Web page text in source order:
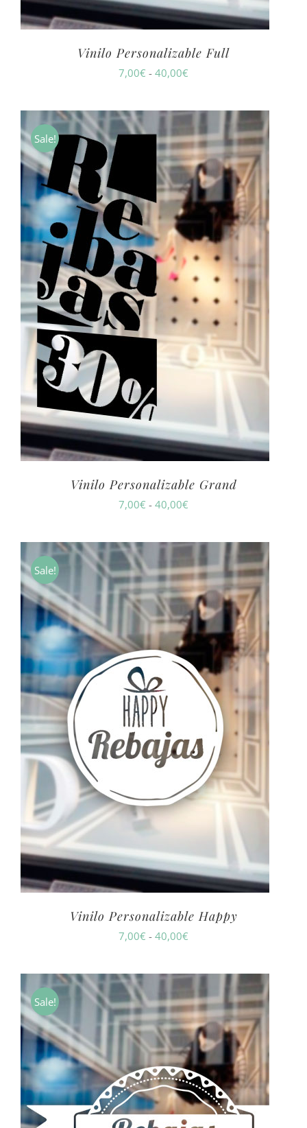
LA
PÁGINA
DE
Vinilo Personalizable Full
7,00€ - 40,00€
precios:
desde
7,00€
hasta
40,00€
Sale!
PRODUCTO
VARIANTES.
PUEDEN
ELEGIR
EN
LA
PÁGINA
DE
PRODUCTO
Vinilo Personalizable Grand
7,00€ - 40,00€
precios:
desde
7,00€
hasta
40,00€
Sale!
ESTE
TIENE
MÚLTIPLES
OPCIONES
SE
PUEDEN
EN
LA
PÁGINA
DE
Vinilo Personalizable Happy
7,00€ - 40,00€
precios:
desde
7,00€
hasta
40,00€
Sale!